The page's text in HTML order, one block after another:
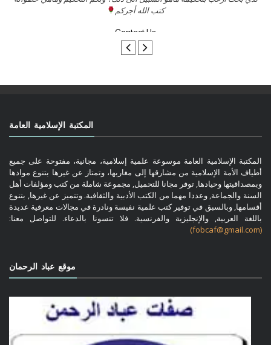
المكتبة الإسلامية العامة
المكتبة الإسلامية العامة موسوعة علمية إسلامية، مجانية، مفتوحة على جميع
أطياف الأمة الإسلامية من مشارقها إلى مغاربها، وتمتاز عن غيرها بتنوع موادها
وبمصداقيتها وحيادها, توفر مجانا للتحميل, مجموعة شاملة من كتب ومؤلفات أهل
السنة والجماعة, وعددا مهما من الكتب الأدبية والثقافية. وتتميز عن غيرها, بتنوع
أقسامها, وبالسبق في توفير كتب علمية نفيسة ونادرة في مجالات معرفية عديدة
باللغة العربية, والإنجليزية والفرنسية. فلا تنسونا بالدعاء. للتواصل معنا:
(fobcaf@gmail.com)
موقع عباد الرحمان